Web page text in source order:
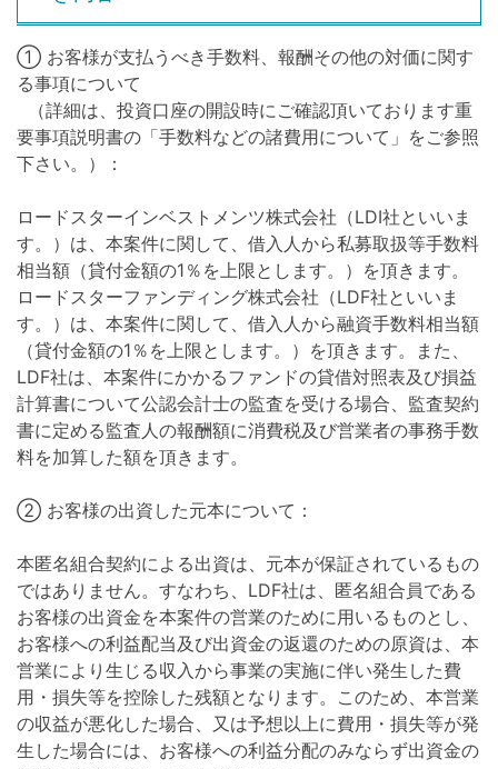
① お客様が支払うべき手数料、報酬その他の対価に関す
る事項について
（詳細は、投資口座の開設時にご確認頂いております重
要事項説明書の「手数料などの諸費用について」をご参照
下さい。）：
ロードスターインベストメンツ株式会社（LDI社といいま
す。）は、本案件に関して、借入人から私募取扱等手数料
相当額（貸付金額の1％を上限とします。）を頂きます。
ロードスターファンディング株式会社（LDF社といいま
す。）は、本案件に関して、借入人から融資手数料相当額
（貸付金額の1％を上限とします。）を頂きます。また、
LDF社は、本案件にかかるファンドの貸借対照表及び損益
計算書について公認会計士の監査を受ける場合、監査契約
書に定める監査人の報酬額に消費税及び営業者の事務手数
料を加算した額を頂きます。
② お客様の出資した元本について：
本匿名組合契約による出資は、元本が保証されているもの
ではありません。すなわち、LDF社は、匿名組合員である
お客様の出資金を本案件の営業のために用いるものとし、
お客様への利益配当及び出資金の返還のための原資は、本
営業により生じる収入から事業の実施に伴い発生した費
用・損失等を控除した残額となります。このため、本営業
の収益が悪化した場合、又は予想以上に費用・損失等が発
生した場合には、お客様への利益分配のみならず出資金の